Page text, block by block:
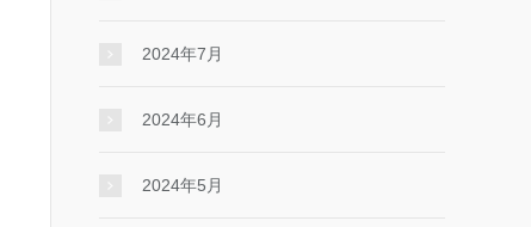
2024年7月
2024年6月
2024年5月